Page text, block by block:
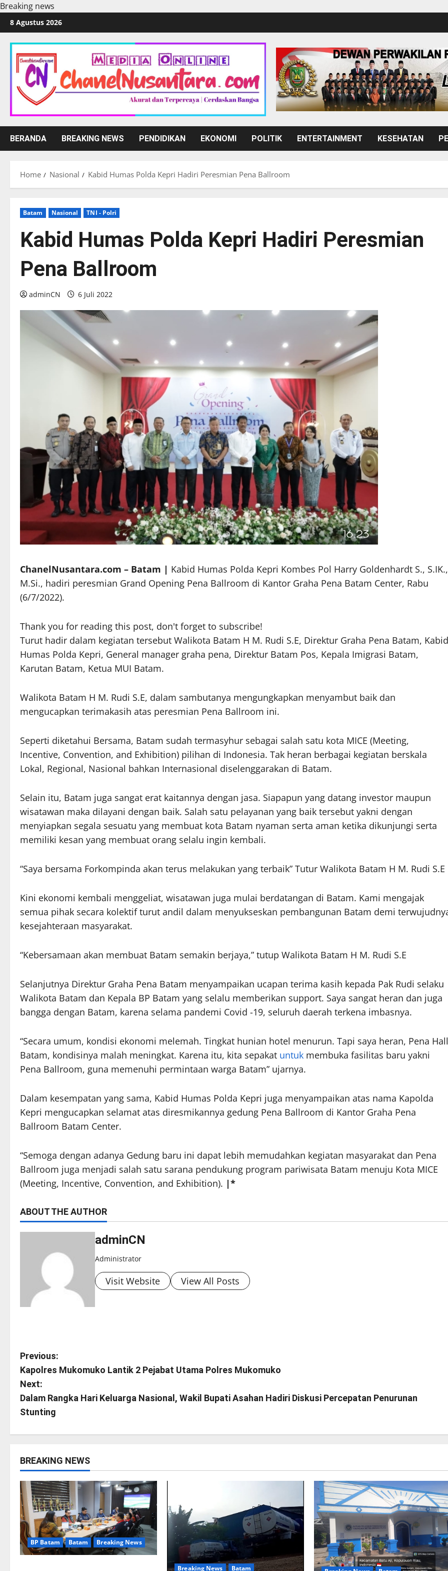
Breaking news
Skip
to
content
8 Agustus 2026
BERANDA BREAKING NEWS PENDIDIKAN EKONOMI POLITIK ENTERTAINMENT KESEHATAN
Home Nasional Kabid Humas Polda Kepri Hadiri Peresmian Pena Ballroom
Batam Nasional TNI - Polri
Kabid Humas Polda Kepri Hadiri Peresmian
Pena Ballroom
adminCN 6 Juli 2022
ChanelNusantara.com – Batam | Kabid Humas Polda Kepri Kombes Pol Harry Goldenhardt S., S.IK.,
M.Si., hadiri peresmian Grand Opening Pena Ballroom di Kantor Graha Pena Batam Center, Rabu
(6/7/2022).
Thank you for reading this post, don't forget to subscribe!
Turut hadir dalam kegiatan tersebut Walikota Batam H M. Rudi S.E, Direktur Graha Pena Batam, Kabid
Humas Polda Kepri, General manager graha pena, Direktur Batam Pos, Kepala Imigrasi Batam,
Karutan Batam, Ketua MUI Batam.
Walikota Batam H M. Rudi S.E, dalam sambutanya mengungkapkan menyambut baik dan
mengucapkan terimakasih atas peresmian Pena Ballroom ini.
Seperti diketahui Bersama, Batam sudah termasyhur sebagai salah satu kota MICE (Meeting,
Incentive, Convention, and Exhibition) pilihan di Indonesia. Tak heran berbagai kegiatan berskala
Lokal, Regional, Nasional bahkan Internasional diselenggarakan di Batam.
Selain itu, Batam juga sangat erat kaitannya dengan jasa. Siapapun yang datang investor maupun
wisatawan maka dilayani dengan baik. Salah satu pelayanan yang baik tersebut yakni dengan
menyiapkan segala sesuatu yang membuat kota Batam nyaman serta aman ketika dikunjungi serta
memiliki kesan yang membuat orang selalu ingin kembali.
“Saya bersama Forkompinda akan terus melakukan yang terbaik” Tutur Walikota Batam H M. Rudi S.E
Kini ekonomi kembali menggeliat, wisatawan juga mulai berdatangan di Batam. Kami mengajak
semua pihak secara kolektif turut andil dalam menyukseskan pembangunan Batam demi
kesejahteraan masyarakat.
“Kebersamaan akan membuat Batam semakin berjaya,” tutup Walikota Batam H M. Rudi S.E
Selanjutnya Direktur Graha Pena Batam menyampaikan ucapan terima kasih kepada Pak Rudi selaku
Walikota Batam dan Kepala BP Batam yang selalu memberikan support. Saya sangat heran dan juga
bangga dengan Batam, karena selama pandemi Covid -19, seluruh daerah terkena imbasnya.
“Secara umum, kondisi ekonomi melemah. Tingkat hunian hotel menurun. Tapi saya heran, Pena Hall
Batam, kondisinya malah meningkat. Karena itu, kita sepakat untuk membuka fasilitas baru yakni
Pena Ballroom, guna memenuhi permintaan warga Batam” ujarnya.
Dalam kesempatan yang sama, Kabid Humas Polda Kepri juga menyampaikan atas nama Kapolda
Kepri mengucapkan selamat atas diresmikannya gedung Pena Ballroom di Kantor Graha Pena
Ballroom Batam Center.
“Semoga dengan adanya Gedung baru ini dapat lebih memudahkan kegiatan masyarakat dan Pena
Ballroom juga menjadi salah satu sarana pendukung program pariwisata Batam menuju Kota MICE
(Meeting, Incentive, Convention, and Exhibition). |*
ABOUT THE AUTHOR
adminCN
Administrator
Visit Website View All Posts
P
o
s
a
v
i
g
a
Previous:
Kapolres Mukomuko Lantik 2 Pejabat Utama Polres Mukomuko
Next:
Dalam Rangka Hari Keluarga Nasional, Wakil Bupati Asahan Hadiri Diskusi Percepatan Penurunan
Stunting
BREAKING NEWS
BP Batam Batam Breaking News
Breaking News Batam